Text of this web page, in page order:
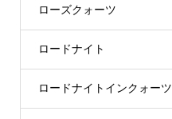
ローズクォーツ
ロードナイト
ロードナイトインクォーツ